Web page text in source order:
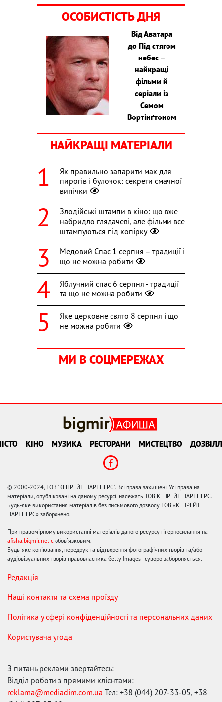
ОСОБИСТІСТЬ ДНЯ
Від Аватара
до Під стягом
небес –
найкращі
фільми й
серіали із
Семом
Вортінґтоном
НАЙКРАЩІ МАТЕРІАЛИ
Як правильно запарити мак для
пирогів і булочок: секрети смачної
випічки
Злодійські штампи в кіно: що вже
набридло глядачеві, але фільми все
штампуються під копірку
Медовий Спас 1 серпня – традиції і
що не можна робити
Яблучний спас 6 серпня - традиції
та що не можна робити
Яке церковне свято 8 серпня і що
не можна робити
МИ В СОЦМЕРЕЖАХ
КІНО МУЗИКА РЕСТОРАНИ МИСТЕЦТВО
© 2000-2024, ТОВ "КЕПРЕЙТ ПАРТНЕРС". Всі права захищені. Усі права на
матеріали, опубліковані на даному ресурсі, належать ТОВ КЕПРЕЙТ ПАРТНЕРС.
Будь-яке використання матеріалів без письмового дозволу ТОВ «КЕПРЕЙТ
ПАРТНЕРС» заборонено.
При правомірному використанні матеріалів даного ресурсу гіперпосилання на
afisha.bigmir.net є обов'язковим.
Будь-яке копіювання, передрук та відтворення фотографічних творів та/або
аудіовізуальних творів правовласника Getty Images - суворо забороняється.
Редакція
Наші контакти та схема проїзду
Політика у сфері конфіденційності та персональних даних
Користувача угода
З питань реклами звертайтесь:
Відділ роботи з прямими клієнтами:
reklama@mediadim.com.ua Тел: +38 (044) 207-33-05, +38